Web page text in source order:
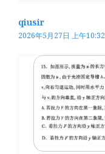
qiusir
2026年5月27日 上午10:32